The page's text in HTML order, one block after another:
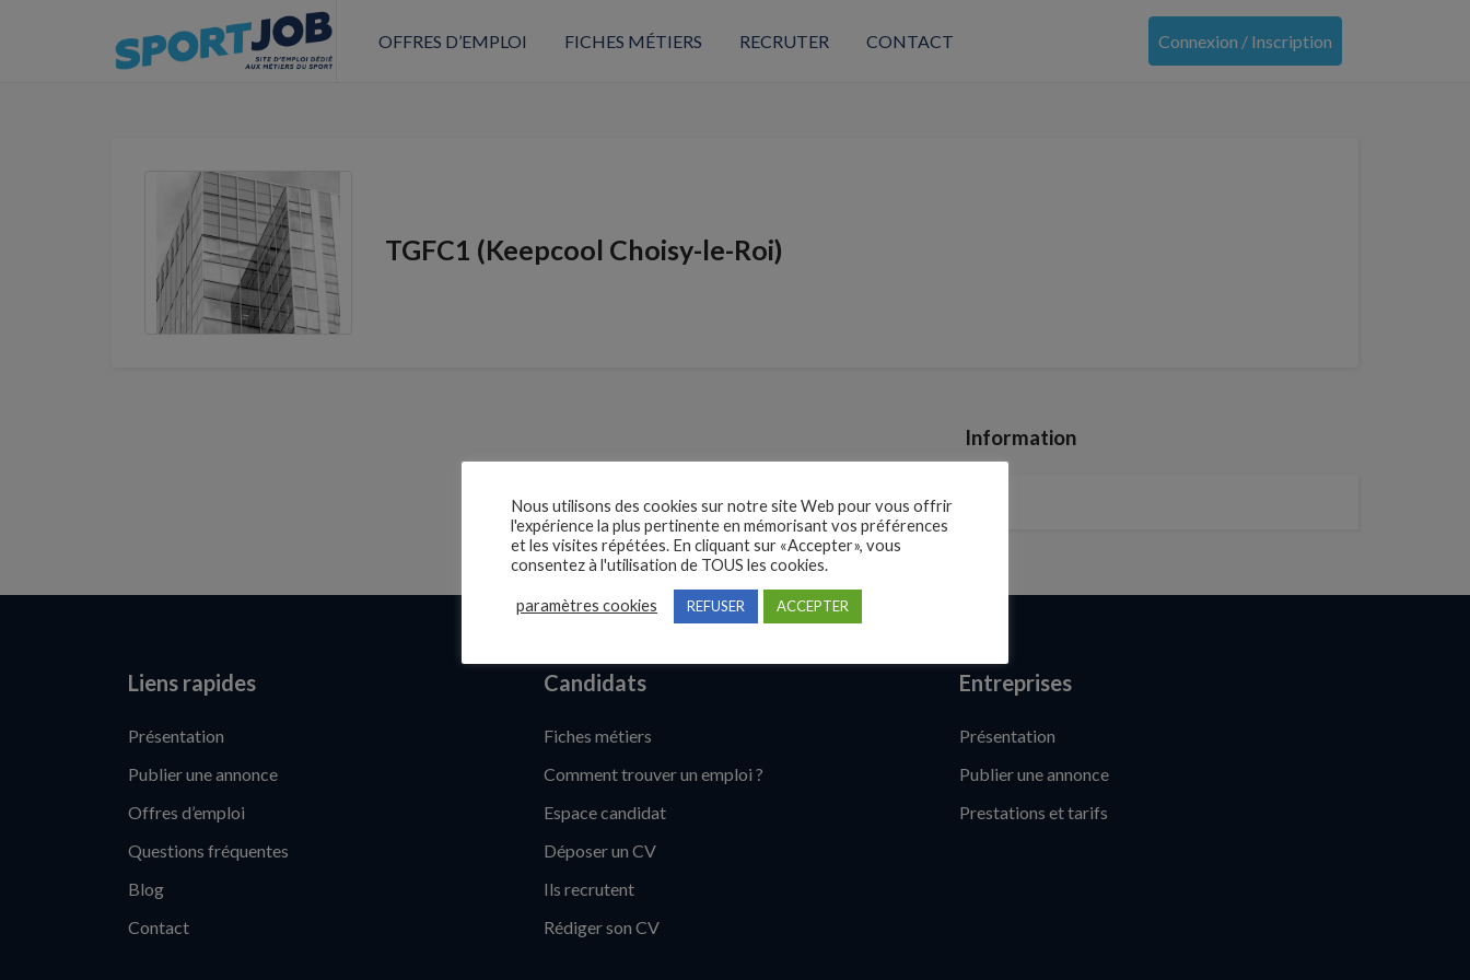
OFFRES D’EMPLOI FICHES MÉTIERS RECRUTER CONTACT Connexion / Inscription
TGFC1 (Keepcool Choisy-le-Roi)
Information
Liens rapides
Présentation
Publier une annonce
Offres d’emploi
Questions fréquentes
Blog
Contact
Candidats
Fiches métiers
Comment trouver un emploi ?
Espace candidat
Déposer un CV
Ils recrutent
Rédiger son CV
Entreprises
Présentation
Publier une annonce
Prestations et tarifs
Nous utilisons des cookies sur notre site Web pour vous offrir
l'expérience la plus pertinente en mémorisant vos préférences
et les visites répétées. En cliquant sur «Accepter», vous
consentez à l'utilisation de TOUS les cookies.
paramètres cookies REFUSER ACCEPTER